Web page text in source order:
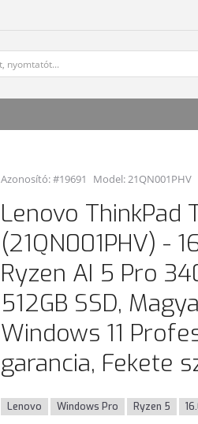
Azonosító: #19691 Model:21QN001PHV
Lenovo ThinkPad
(21QN001PHV) -
Ryzen AI 5 Pro
512GB SSD,
Windows 11
garancia, Fekete
Lenovo Windows Pro Ryzen 5